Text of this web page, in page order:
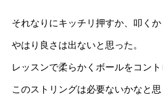
それなりにキッチリ押すか、叩くか
やはり良さは出ないと思った。
レッスンで柔らかくボールをコン
このストリングは必要ないかなと思